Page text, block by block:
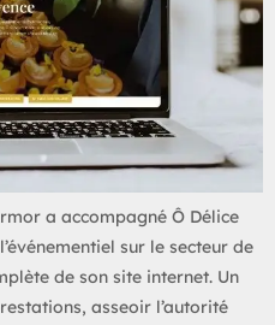
a accompagné Ô Délice
sur le secteur de
de son site internet. Un
asseoir l’autorité